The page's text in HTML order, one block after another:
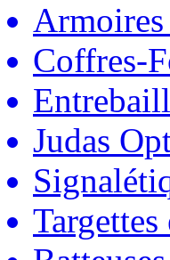
Coffres-
Judas